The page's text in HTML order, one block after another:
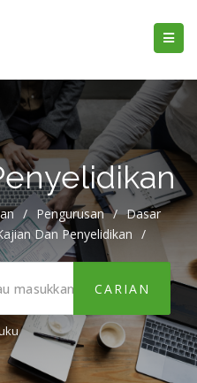
/ Pengurusan / Dasar
Dan Penyelidikan /